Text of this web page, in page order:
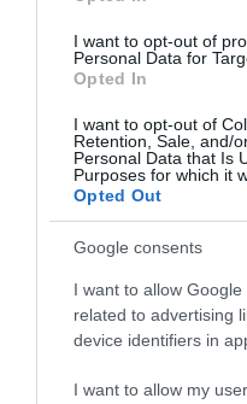
I want to opt-out of
Personal Data for
Opted In
I want to opt-out of
Retention, Sale, and/
Personal Data that Is
Purposes for which it
Opted Out
Google consents
I want to allow
related to advertising
device identifiers in
I want to allow my
Σήμερα το μεγαλύτερο
του καλοκαιριού στην
08.08.2026 | 14:20
Συρροή πιστών σε αυτό
Μοναστήρι της
08.08.2026 | 14:00
Θρήνος σε όλη την
Εύβοια για τον
έφυγε απο την ζωή